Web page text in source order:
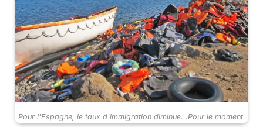
Pour l'Espagne, le taux d'immigration diminue...Pour le moment.